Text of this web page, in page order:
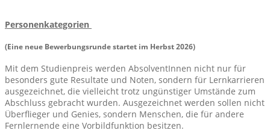
Personenkategorien
(Eine neue Bewerbungsrunde startet im Herbst 2026)
Mit dem Studienpreis werden AbsolventInnen nicht nur für
besonders gute Resultate und Noten, sondern für Lernkarrieren
ausgezeichnet, die vielleicht trotz ungünstiger Umstände zum
Abschluss gebracht wurden. Ausgezeichnet werden sollen nicht
Überflieger und Genies, sondern Menschen, die für andere
Fernlernende eine Vorbildfunktion besitzen.